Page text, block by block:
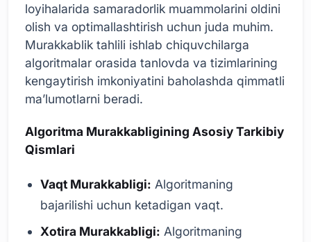
loyihalarida samaradorlik muammolarini oldini
olish va optimallashtirish uchun juda muhim.
Murakkablik tahlili ishlab chiquvchilarga
algoritmalar orasida tanlovda va tizimlarining
kengaytirish imkoniyatini baholashda qimmatli
ma’lumotlarni beradi.
Algoritma Murakkabligining Asosiy Tarkibiy
Qismlari
Vaqt Murakkabligi: Algoritmaning
bajarilishi uchun ketadigan vaqt.
Xotira Murakkabligi: Algoritmaning